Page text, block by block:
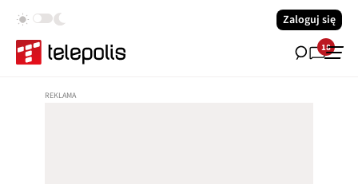
Zaloguj się
18